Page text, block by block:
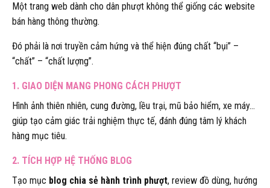
Một trang web dành cho dân phượt không thể giống các website
bán hàng thông thường.
Đó phải là nơi truyền cảm hứng và thể hiện đúng chất “bụi” –
“chất” – “chất lượng”.
1. GIAO DIỆN MANG PHONG CÁCH PHƯỢT
Hình ảnh thiên nhiên, cung đường, lều trại, mũ bảo hiểm, xe máy…
giúp tạo cảm giác trải nghiệm thực tế, đánh đúng tâm lý khách
hàng mục tiêu.
2. TÍCH HỢP HỆ THỐNG BLOG
Tạo mục blog chia sẻ hành trình phượt, review đồ dùng, hướng